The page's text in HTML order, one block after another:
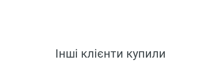
Інші клієнти купили